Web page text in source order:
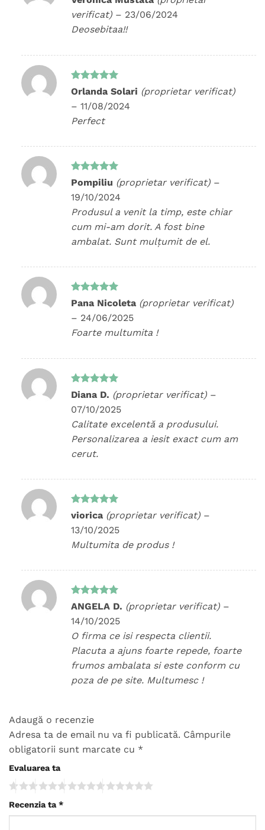
verificat) – 23/06/2024
Deosebitaa!!
Evaluat la
5din 5
Orlanda Solari (proprietar verificat)
– 11/08/2024
Perfect
Evaluat la
din 5
Pompiliu (proprietar verificat) –
19/10/2024
Produsul a venit la timp, este chiar
cum mi-am dorit. A fost bine
ambalat. Sunt mulțumit de el.
Evaluat la
Pana Nicoleta (proprietar verificat)
– 24/06/2025
Foarte multumita !
Evaluat la
Diana D. (proprietar verificat) –
07/10/2025
Calitate excelentă a produsului.
Personalizarea a iesit exact cum am
cerut.
Evaluat la
viorica (proprietar verificat) –
13/10/2025
Multumita de produs !
Evaluat la
ANGELA D. (proprietar verificat) –
14/10/2025
O firma ce isi respecta clientii.
Placuta a ajuns foarte repede, foarte
frumos ambalata si este conform cu
poza de pe site. Multumesc !
Adaugă o recenzie
Adresa ta de email nu va fi publicată. Câmpurile
obligatorii sunt marcate cu *
Evaluarea ta
Recenzia ta *